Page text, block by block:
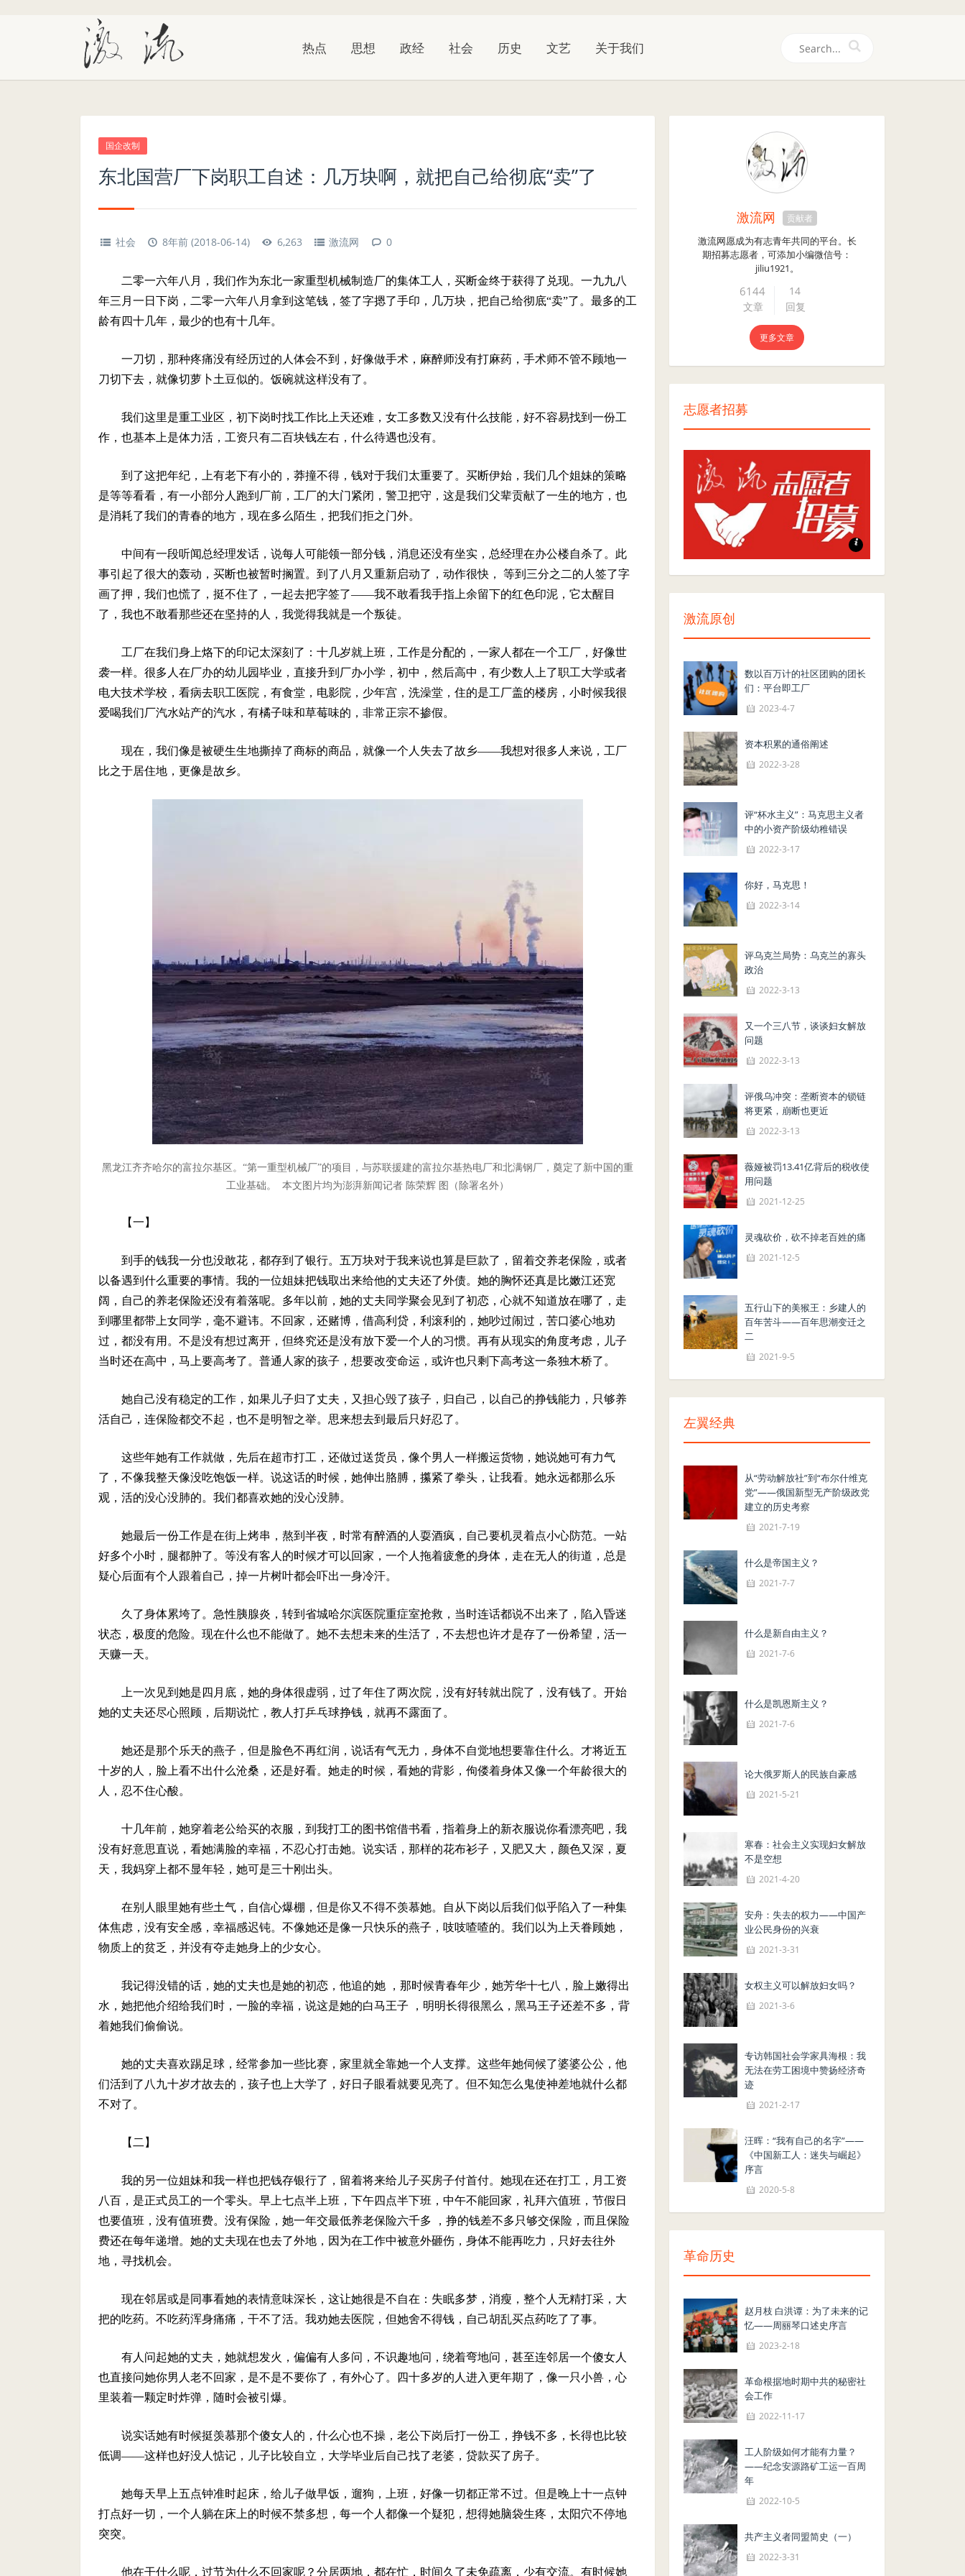
热点 思想 政经 社会 历史 文艺 关于我们
国企改制
东北国营厂下岗职工自述：几万块啊，就把自己给彻底“卖”了
社会 8年前 (2018-06-14) 6,263 激流网 0
二零一六年八月，我们作为东北一家重型机械制造厂的集体工人，买断金终于获得了兑现。一九九八
年三月一日下岗，二零一六年八月拿到这笔钱，签了字摁了手印，几万块，把自己给彻底“卖”了。最多的工
龄有四十几年，最少的也有十几年。
一刀切，那种疼痛没有经历过的人体会不到，好像做手术，麻醉师没有打麻药，手术师不管不顾地一
刀切下去，就像切萝卜土豆似的。饭碗就这样没有了。
我们这里是重工业区，初下岗时找工作比上天还难，女工多数又没有什么技能，好不容易找到一份工
作，也基本上是体力活，工资只有二百块钱左右，什么待遇也没有。
到了这把年纪，上有老下有小的，莽撞不得，钱对于我们太重要了。买断伊始，我们几个姐妹的策略
是等等看看，有一小部分人跑到厂前，工厂的大门紧闭，警卫把守，这是我们父辈贡献了一生的地方，也
是消耗了我们的青春的地方，现在多么陌生，把我们拒之门外。
中间有一段听闻总经理发话，说每人可能领一部分钱，消息还没有坐实，总经理在办公楼自杀了。此
事引起了很大的轰动，买断也被暂时搁置。到了八月又重新启动了，动作很快， 等到三分之二的人签了字
画了押，我们也慌了，挺不住了，一起去把字签了——我不敢看我手指上余留下的红色印泥，它太醒目
了，我也不敢看那些还在坚持的人，我觉得我就是一个叛徒。
工厂在我们身上烙下的印记太深刻了：十几岁就上班，工作是分配的，一家人都在一个工厂，好像世
袭一样。很多人在厂办的幼儿园毕业，直接升到厂办小学，初中，然后高中，有少数人上了职工大学或者
电大技术学校，看病去职工医院，有食堂，电影院，少年宫，洗澡堂，住的是工厂盖的楼房，小时候我很
爱喝我们厂汽水站产的汽水，有橘子味和草莓味的，非常正宗不掺假。
现在，我们像是被硬生生地撕掉了商标的商品，就像一个人失去了故乡——我想对很多人来说，工厂
比之于居住地，更像是故乡。
黑龙江齐齐哈尔的富拉尔基区。“第一重型机械厂”的项目，与苏联援建的富拉尔基热电厂和北满钢厂，奠定了新中国的重
工业基础。 本文图片均为澎湃新闻记者 陈荣辉 图（除署名外）
【一】
到手的钱我一分也没敢花，都存到了银行。五万块对于我来说也算是巨款了，留着交养老保险，或者
以备遇到什么重要的事情。我的一位姐妹把钱取出来给他的丈夫还了外债。她的胸怀还真是比嫩江还宽
阔，自己的养老保险还没有着落呢。多年以前，她的丈夫同学聚会见到了初恋，心就不知道放在哪了，走
到哪里都带上女同学，毫不避讳。不回家，还赌博，借高利贷，利滚利的，她吵过闹过，苦口婆心地劝
过，都没有用。不是没有想过离开，但终究还是没有放下爱一个人的习惯。再有从现实的角度考虑，儿子
当时还在高中，马上要高考了。普通人家的孩子，想要改变命运，或许也只剩下高考这一条独木桥了。
她自己没有稳定的工作，如果儿子归了丈夫，又担心毁了孩子，归自己，以自己的挣钱能力，只够养
活自己，连保险都交不起，也不是明智之举。思来想去到最后只好忍了。
这些年她有工作就做，先后在超市打工，还做过送货员，像个男人一样搬运货物，她说她可有力气
了，不像我整天像没吃饱饭一样。说这话的时候，她伸出胳膊，攥紧了拳头，让我看。她永远都那么乐
观，活的没心没肺的。我们都喜欢她的没心没肺。
她最后一份工作是在街上烤串，熬到半夜，时常有醉酒的人耍酒疯，自己要机灵着点小心防范。一站
好多个小时，腿都肿了。等没有客人的时候才可以回家，一个人拖着疲惫的身体，走在无人的街道，总是
疑心后面有个人跟着自己，掉一片树叶都会吓出一身冷汗。
久了身体累垮了。急性胰腺炎，转到省城哈尔滨医院重症室抢救，当时连话都说不出来了，陷入昏迷
状态，极度的危险。现在什么也不能做了。她不去想未来的生活了，不去想也许才是存了一份希望，活一
天赚一天。
上一次见到她是四月底，她的身体很虚弱，过了年住了两次院，没有好转就出院了，没有钱了。开始
她的丈夫还尽心照顾，后期说忙，教人打乒乓球挣钱，就再不露面了。
她还是那个乐天的燕子，但是脸色不再红润，说话有气无力，身体不自觉地想要靠住什么。才将近五
十岁的人，脸上看不出什么沧桑，还是好看。她走的时候，看她的背影，佝偻着身体又像一个年龄很大的
人，忍不住心酸。
十几年前，她穿着老公给买的衣服，到我打工的图书馆借书看，指着身上的新衣服说你看漂亮吧，我
没有好意思直说，看她满脸的幸福，不忍心打击她。说实话，那样的花布衫子，又肥又大，颜色又深，夏
天，我妈穿上都不显年轻，她可是三十刚出头。
在别人眼里她有些土气，自信心爆棚，但是你又不得不羡慕她。自从下岗以后我们似乎陷入了一种集
体焦虑，没有安全感，幸福感迟钝。不像她还是像一只快乐的燕子，吱吱喳喳的。我们以为上天眷顾她，
物质上的贫乏，并没有夺走她身上的少女心。
我记得没错的话，她的丈夫也是她的初恋，他追的她 ，那时候青春年少，她芳华十七八，脸上嫩得出
水，她把他介绍给我们时，一脸的幸福，说这是她的白马王子 ，明明长得很黑么，黑马王子还差不多，背
着她我们偷偷说。
她的丈夫喜欢踢足球，经常参加一些比赛，家里就全靠她一个人支撑。这些年她伺候了婆婆公公，他
们活到了八九十岁才故去的，孩子也上大学了，好日子眼看就要见亮了。但不知怎么鬼使神差地就什么都
不对了。
【二】
我的另一位姐妹和我一样也把钱存银行了，留着将来给儿子买房子付首付。她现在还在打工，月工资
八百，是正式员工的一个零头。早上七点半上班，下午四点半下班，中午不能回家，礼拜六值班，节假日
也要值班，没有值班费。没有保险，她一年交最低养老保险六千多 ，挣的钱差不多只够交保险，而且保险
费还在每年递增。她的丈夫现在也去了外地，因为在工作中被意外砸伤，身体不能再吃力，只好去往外
地，寻找机会。
现在邻居或是同事看她的表情意味深长，这让她很是不自在：失眠多梦，消瘦，整个人无精打采，大
把的吃药。不吃药浑身痛痛，干不了活。我劝她去医院，但她舍不得钱，自己胡乱买点药吃了了事。
有人问起她的丈夫，她就想发火，偏偏有人多问，不识趣地问，绕着弯地问，甚至连邻居一个傻女人
也直接问她你男人老不回家，是不是不要你了，有外心了。四十多岁的人进入更年期了，像一只小兽，心
里装着一颗定时炸弹，随时会被引爆。
说实话她有时候挺羡慕那个傻女人的，什么心也不操，老公下岗后打一份工，挣钱不多，长得也比较
低调——这样也好没人惦记，儿子比较自立，大学毕业后自己找了老婆，贷款买了房子。
她每天早上五点钟准时起床，给儿子做早饭，遛狗，上班，好像一切都正常不过。但是晚上十一点钟
打点好一切，一个人躺在床上的时候不禁多想，每一个人都像一个疑犯，想得她脑袋生疼，太阳穴不停地
突突。
他在干什么呢，过节为什么不回家呢？分居两地，都在忙，时间久了未免疏离，少有交流。有时候她
激流网 贡献者
激流网愿成为有志青年共同的平台。长
期招募志愿者，可添加小编微信号：
jiliu1921。
6144
文章
14
回复
更多文章
志愿者招募
志愿者招募
激流原创
数以百万计的社区团购的团长
们：平台即工厂
2023-4-7
资本积累的通俗阐述
2022-3-28
评“杯水主义”：马克思主义者
中的小资产阶级幼稚错误
2022-3-17
你好，马克思！
2022-3-14
评乌克兰局势：乌克兰的寡头
政治
2022-3-13
又一个三八节，谈谈妇女解放
问题
2022-3-13
评俄乌冲突：垄断资本的锁链
将更紧，崩断也更近
2022-3-13
薇娅被罚13.41亿背后的税收使
用问题
2021-12-25
灵魂砍价，砍不掉老百姓的痛
2021-12-5
五行山下的美猴王：乡建人的
百年苦斗——百年思潮变迁之
二
2021-9-5
左翼经典
从“劳动解放社”到“布尔什维克
党”——俄国新型无产阶级政党
建立的历史考察
2021-7-19
什么是帝国主义？
2021-7-7
什么是新自由主义？
2021-7-6
什么是凯恩斯主义？
2021-7-6
论大俄罗斯人的民族自豪感
2021-5-21
寒春：社会主义实现妇女解放
不是空想
2021-4-20
安舟：失去的权力——中国产
业公民身份的兴衰
2021-3-31
女权主义可以解放妇女吗？
2021-3-6
专访韩国社会学家具海根：我
无法在劳工困境中赞扬经济奇
迹
2021-2-17
汪晖：“我有自己的名字”——
《中国新工人：迷失与崛起》
序言
2020-5-8
革命历史
赵月枝 白洪谭：为了未来的记
忆——周丽琴口述史序言
2023-2-18
革命根据地时期中共的秘密社
会工作
2022-11-17
工人阶级如何才能有力量？
——纪念安源路矿工运一百周
年
2022-10-5
共产主义者同盟简史（一）
2022-3-31